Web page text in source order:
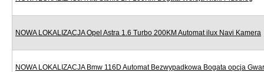
NOWA LOKALIZACJA Opel Astra 1.6 Turbo 200KM Automat ilux Navi Kamera
NOWA LOKALIZACJA Bmw 116D Automat Bezwypadkowa Bogata opcja